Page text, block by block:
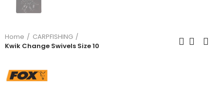
Home
CARPFISHING
Kwik Change Swivels Size 10